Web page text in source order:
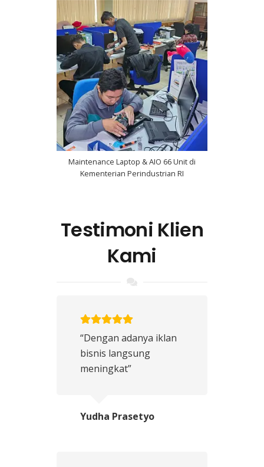
Maintenance Laptop & AIO 66 Unit di
Kementerian Perindustrian RI
Testimoni Klien
Kami
“Dengan adanya iklan
bisnis langsung
meningkat”
Yudha Prasetyo